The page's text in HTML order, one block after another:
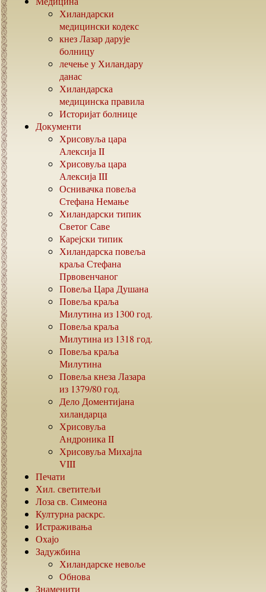
Хиландарски
медицински кодекс
кнез Лазар дарује
болницу
лечење у Хиландару
данас
Хиландарска
медицинска правила
Историјат болнице
Документи
Хрисовуља цара
Алексија II
Хрисовуља цара
Алексија III
Оснивачка повеља
Стефана Немање
Хиландарски типик
Светог Саве
Карејски типик
Хиландарска повеља
краља Стефана
Првовенчаног
Повеља Цара Душана
Повеља краља
Милутина из 1300год.
Повеља краља
Милутина из 1318 год.
Повеља краља
Милутина
Повеља кнеза Лазара
из 1379/80год.
Дело Доментијана
хиландарца
Хрисовуља
Андроника II
Хрисовуља Михајла
VIII
Печати
Хил. светитељи
Лоза св. Симеона
Културна раскрс.
Истраживања
Охајо
Задужбина
Хиландарске невоље
Обнова
Знаменити